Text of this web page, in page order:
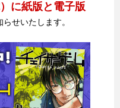
に紙版と電子版
せいたします。